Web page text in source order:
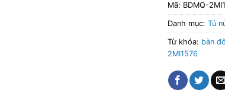
Mã: BDMQ-
Danh mục: Tủ
Từ khóa: bàn
2MI1576